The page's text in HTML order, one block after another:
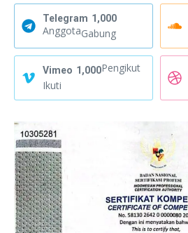
Telegram 1,000
AnggotaGabung
Vimeo 1,000Pengikut
Ikuti